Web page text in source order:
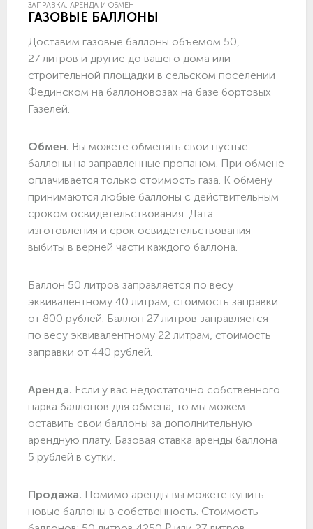
ЗАПРАВКА, АРЕНДА И ОБМЕН
ГАЗОВЫЕ БАЛЛОНЫ
Доставим газовые баллоны объёмом 50,
27 литров и другие до вашего дома или
строительной площадки в сельском поселении
Фединском на баллоновозах на базе бортовых
Газелей.
Обмен. Вы можете обменять свои пустые
баллоны на заправленные пропаном. При обмене
оплачивается только стоимость газа. К обмену
принимаются любые баллоны с действительным
сроком освидетельствования. Дата
изготовления и срок освидетельствования
выбиты в верней части каждого баллона.
Баллон 50 литров заправляется по весу
эквивалентному 40 литрам, стоимость заправки
от 800 рублей. Баллон 27 литров заправляется
по весу эквивалентному 22 литрам, стоимость
заправки от 440 рублей.
Аренда. Если у вас недостаточно собственного
парка баллонов для обмена, то мы можем
оставить свои баллоны за дополнительную
арендную плату. Базовая ставка аренды баллона
5 рублей в сутки.
Продажа. Помимо аренды вы можете купить
новые баллоны в собственность. Стоимость